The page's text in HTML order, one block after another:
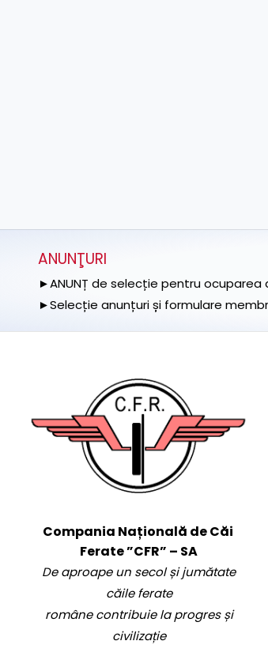
ANUNŢURI
►ANUNȚ de selecție pentru ocuparea
►Selecție anunțuri și formulare
Compania Națională de Căi
Ferate ”CFR” – SA
De aproape un secol și jumătate
căile ferate
române contribuie la progres și
civilizație